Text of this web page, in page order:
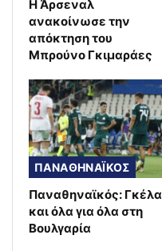
Η Άρσεναλ
ανακοίνωσε την
απόκτηση του
Μπρούνο Γκιμαράες
ΠΑΝΑΘΗΝΑΪΚΟΣ
Παναθηναϊκός: Γκέλα
και όλα για όλα στη
Βουλγαρία